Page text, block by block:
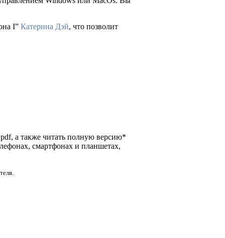
I” Катерина Дэй, что позволит
а также читать полную версию*
смартфонах и планшетах,